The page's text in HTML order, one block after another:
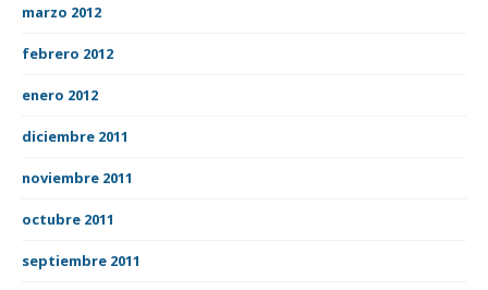
marzo 2012
febrero 2012
enero 2012
diciembre 2011
noviembre 2011
octubre 2011
septiembre 2011